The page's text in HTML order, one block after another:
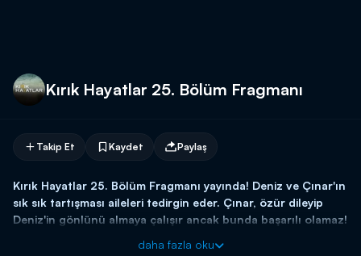
Kırık Hayatlar 25. Bölüm Fragmanı
Takip Et Kaydet Paylaş
Kırık Hayatlar 25. Bölüm Fragmanı yayında! Deniz ve Çınar'ın
sık sık tartışması aileleri tedirgin eder. Çınar, özür dileyip
Deniz'in gönlünü almaya çalışır ancak bunda başarılı olamaz!
Kırık Hayatlar hafta içi her gün saat 11.00'da Kanal D'de!
daha fazla oku